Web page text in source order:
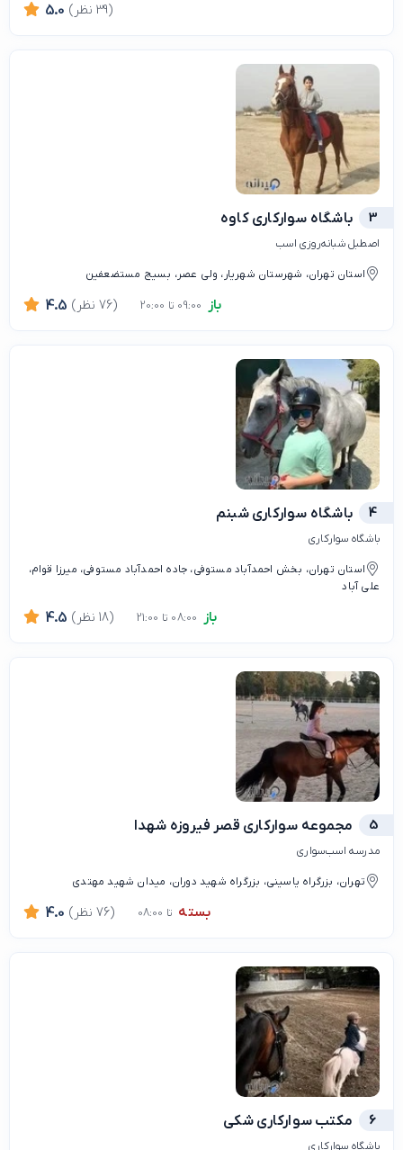
5.0 (39 نظر)
3 باشگاه سوارکاری کاوه
اصطبل شبانه‌روزی اسب
استان تهران، شهرستان شهریار، ولی عصر، بسیج مستضعفین
باز 4.5 (76 نظر)
4 باشگاه سوارکاری شبنم
باشگاه سوارکاری
استان تهران، بخش احمدآباد مستوفی، جاده احمدآباد مستوفی، میرزا قوام،
علی آباد
باز 4.5 (18 نظر)
5 مجموعه سوارکاری قصر فیروزه شهدا
مدرسه اسب‌سواری
تهران، بزرگراه یاسینی، بزرگراه شهید دوران، میدان شهید مهتدی
بسته تا 08:00 4.0 (76 نظر)
6 مکتب سواركارى شكى
باشگاه سوارکاری